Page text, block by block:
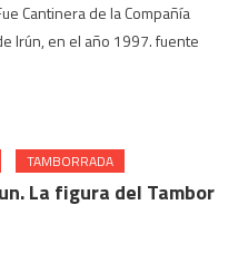
Cantinera de la Compañía
Irún, en el año 1997. fuente
TAMBORRADA
La figura del Tambor